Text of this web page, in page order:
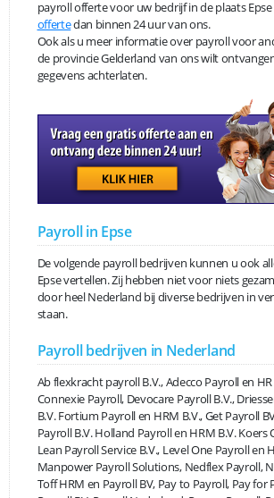
payroll offerte voor uw bedrijf in de plaats
offertedan binnen 24 uur van ons.
Ook als u meer informatie over payroll voor
de provincie Gelderland van ons wilt
gegevens achterlaten.
Payroll in Epse
De volgende payroll bedrijven kunnen u ook
Epse vertellen. Zij hebben niet voor niets
door heel Nederland bij diverse bedrijven in
staan.
Payroll bedrijven in Nederland
Ab flexkracht payroll B.V., Adecco Payroll en
Connexie Payroll, Devocare Payroll B.V.,
B.V. Fortium Payroll en HRM B.V., Get Payroll
Payroll B.V. Holland Payroll en HRM B.V.
Lean Payroll Service B.V., Level One Payroll en
Manpower Payroll Solutions, Nedflex Payroll,
Toff HRM en Payroll BV, Pay to Payroll, Pay for